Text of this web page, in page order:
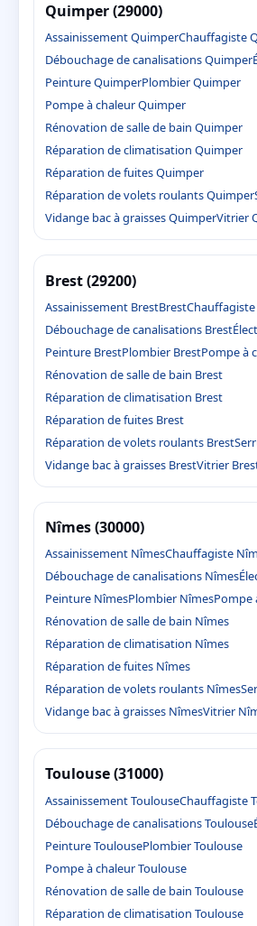
Quimper (29000)
Assainissement QuimperChauffagiste
Débouchage de canalisations Quimper
Peinture QuimperPlombier Quimper
Pompe à chaleur Quimper
Rénovation de salle de bain Quimper
Réparation de climatisation Quimper
Réparation de fuites Quimper
Réparation de volets roulants Quimper
Vidange bac à graisses QuimperVitrier
Brest (29200)
Assainissement BrestBrest
Débouchage de canalisations Brest
Peinture BrestPlombier BrestPompe à
Rénovation de salle de bain Brest
Réparation de climatisation Brest
Réparation de fuites Brest
Réparation de volets roulants Brest
Vidange bac à graisses BrestVitrier
Nîmes (30000)
Assainissement NîmesChauffagiste
Débouchage de canalisations Nîmes
Peinture NîmesPlombier NîmesPompe
Rénovation de salle de bain Nîmes
Réparation de climatisation Nîmes
Réparation de fuites Nîmes
Réparation de volets roulants Nîmes
Vidange bac à graisses NîmesVitrier
Toulouse (31000)
Assainissement ToulouseChauffagiste
Débouchage de canalisations Toulouse
Peinture ToulousePlombier Toulouse
Pompe à chaleur Toulouse
Rénovation de salle de bain Toulouse
Réparation de climatisation Toulouse